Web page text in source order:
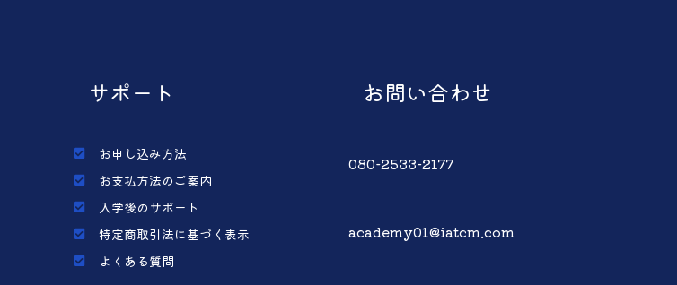
サポート
お申し込み方法
お支払方法のご案内
入学後のサポート
特定商取引法に基づく表示
よくある質問
お問い合わせ
080-2533-2177
academy01@iatcm.com